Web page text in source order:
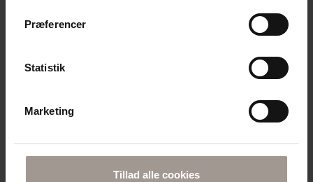
Præferencer
Statistik
Marketing
Tillad alle cookies